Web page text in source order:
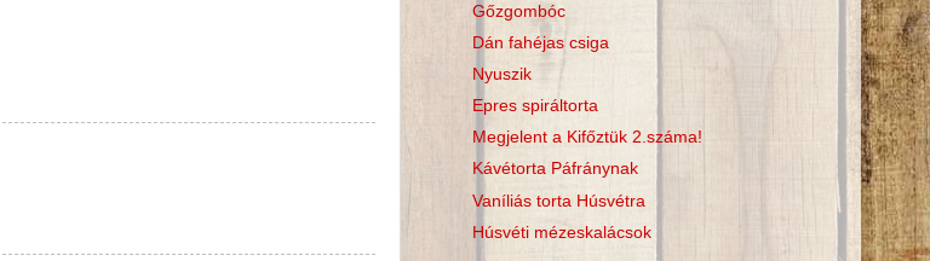
Gőzgombóc
Dán fahéjas csiga
Nyuszik
Epres spiráltorta
Megjelent a Kifőztük 2.száma!
Kávétorta Páfránynak
Vaníliás torta Húsvétra
Húsvéti mézeskalácsok